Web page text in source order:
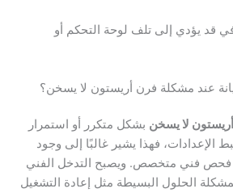
قد يؤدي إلى تلف لوحة التحكم أو
عند مشكلة فرن أريستون لا يسخن؟
لا يسخن بشكل متكرر أو استمرار
فهذا يشير غالبًا إلى وجود
فحص فني متخصص. ويصبح التدخل الفني
الحلول البسيطة مثل إعادة التشغيل